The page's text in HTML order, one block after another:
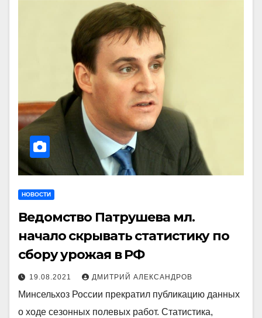
НОВОСТИ
Ведомство Патрушева мл.
начало скрывать статистику по
сбору урожая в РФ
19.08.2021 ДМИТРИЙ АЛЕКСАНДРОВ
Минсельхоз России прекратил публикацию данных
о ходе сезонных полевых работ. Статистика,